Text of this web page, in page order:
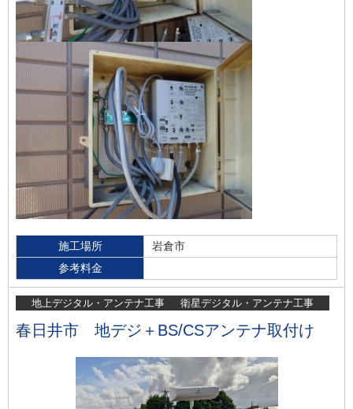
施工場所
岩倉市
参考料金
地上デジタル・アンテナ工事 衛星デジタル・アンテナ工事
春日井市 地デジ＋BS/CSアンテナ取付け